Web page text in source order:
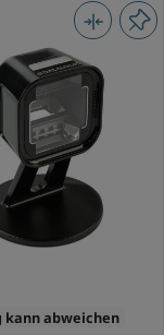
kann abweichen